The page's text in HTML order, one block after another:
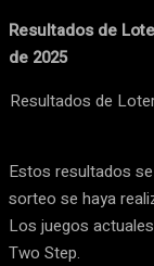
Resultados de
de 2025
Resultados de
Estos resultados
sorteo se haya
Los juegos
Two Step.